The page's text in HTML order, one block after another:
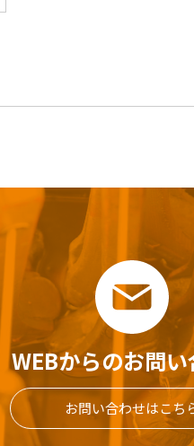
WEBからのお問
お問い合わせはこち